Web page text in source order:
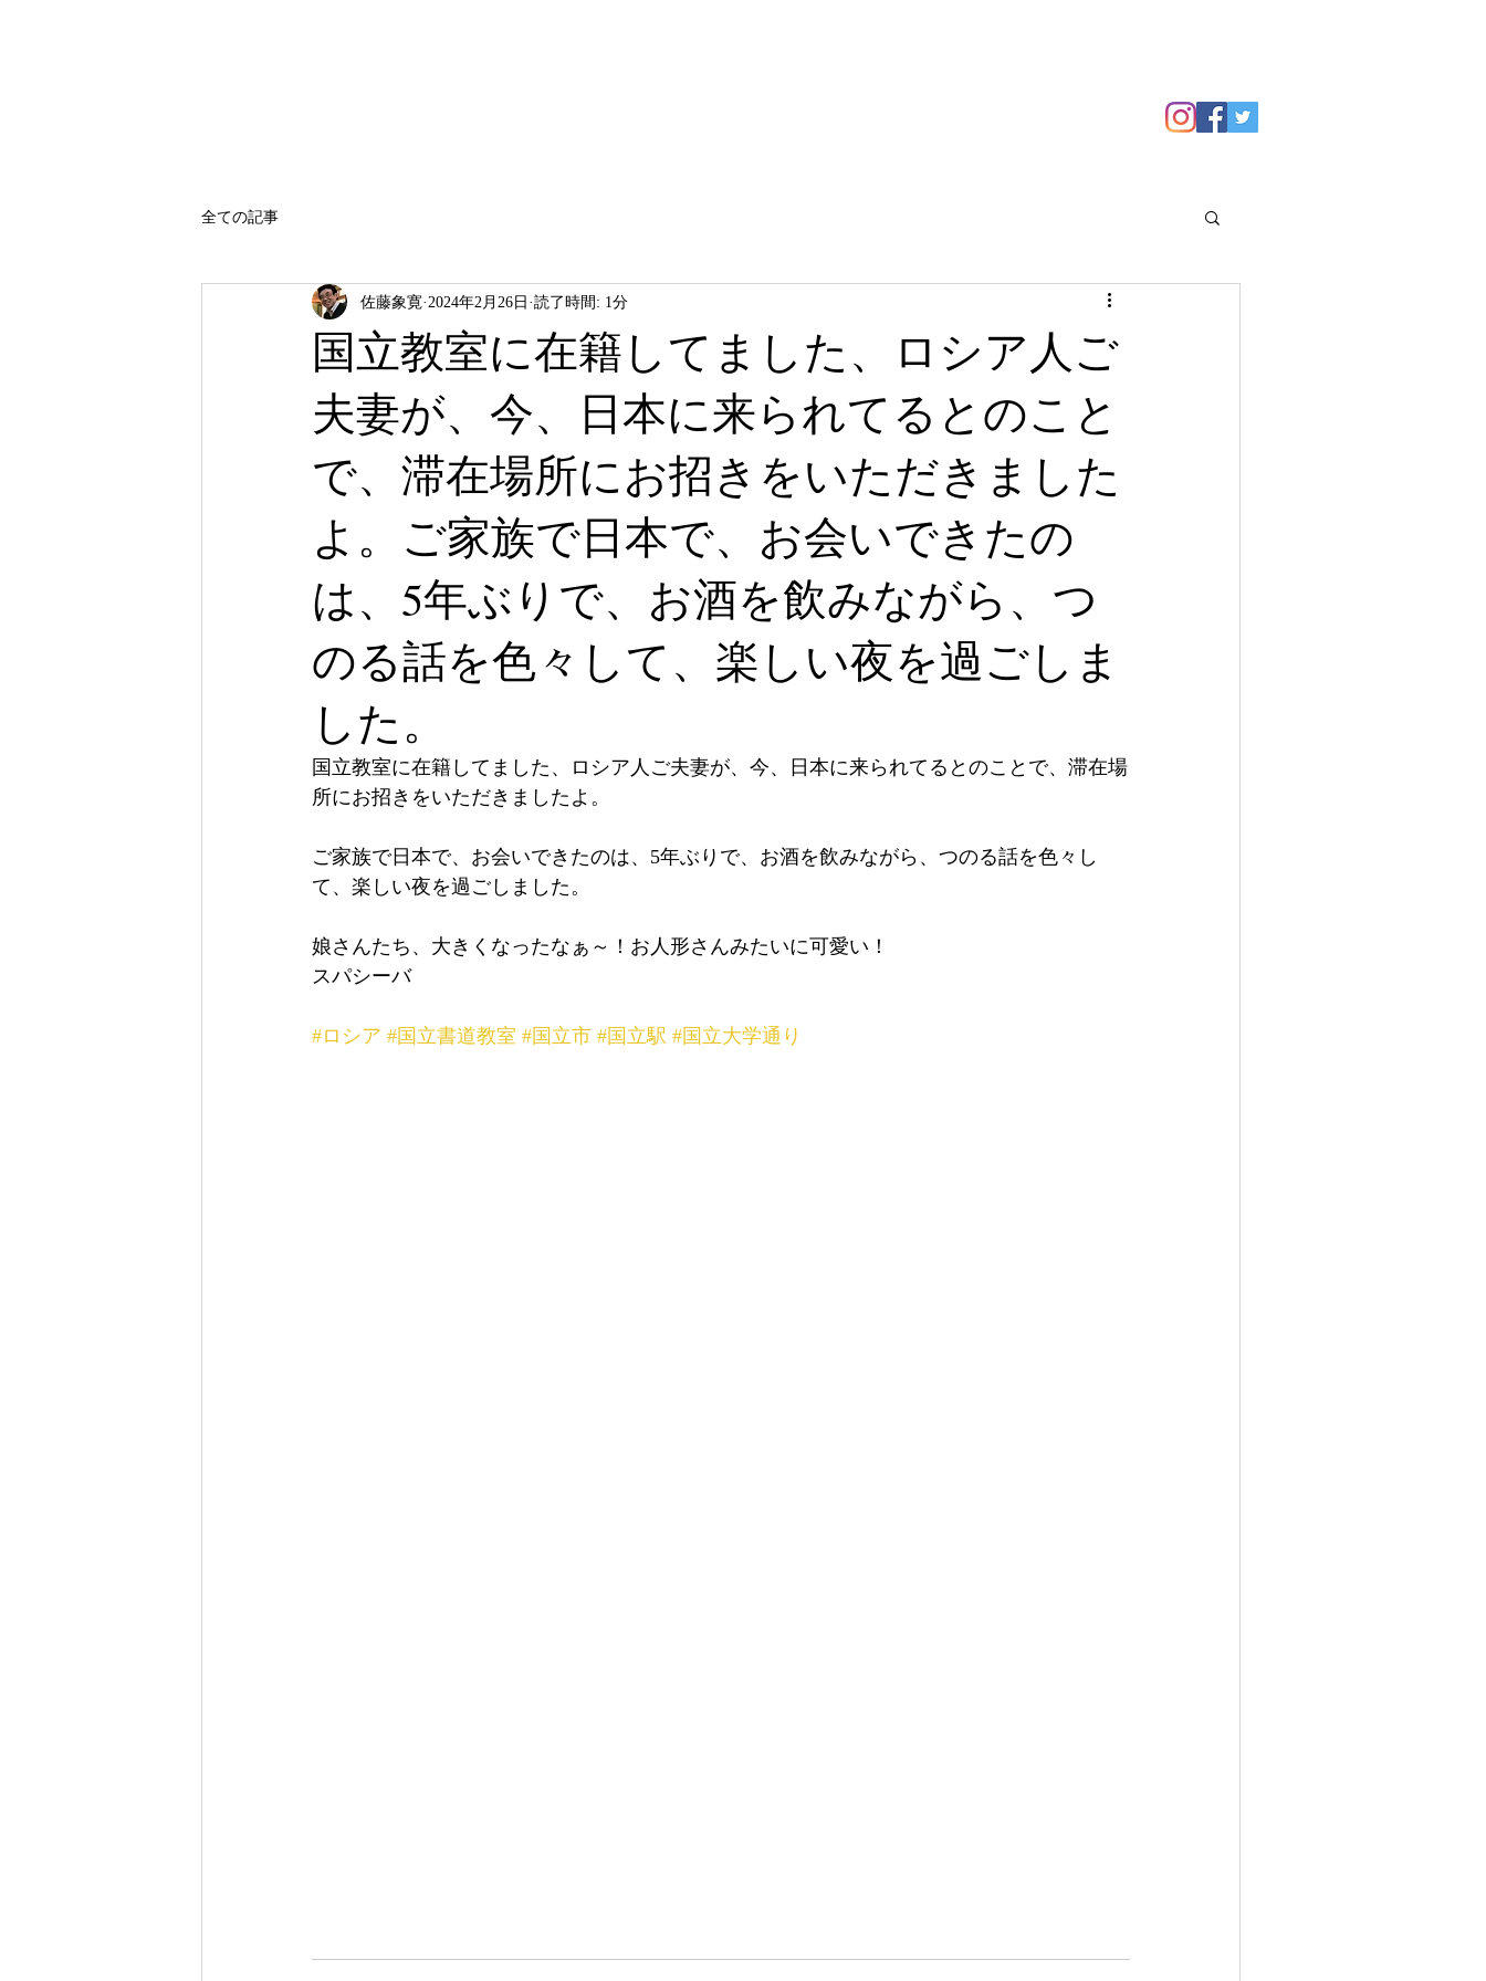
全ての記事
国立教室に在籍してました、ロシア人ご
夫妻が、今、日本に来られてるとのこと
で、滞在場所にお招きをいただきました
よ。ご家族で日本で、お会いできたの
は、5年ぶりで、お酒を飲みながら、つ
のる話を色々して、楽しい夜を過ごしま
した。
佐藤象寛 2024年2月26日 読了時間: 1分
国立教室に在籍してました、ロシア人ご夫妻が、今、日本に来られてるとのことで、滞在場
所にお招きをいただきましたよ。
ご家族で日本で、お会いできたのは、5年ぶりで、お酒を飲みながら、つのる話を色々し
て、楽しい夜を過ごしました。
娘さんたち、大きくなったなぁ～！お人形さんみたいに可愛い！
スパシーバ
#ロシア #国立書道教室 #国立市 #国立駅 #国立大学通り